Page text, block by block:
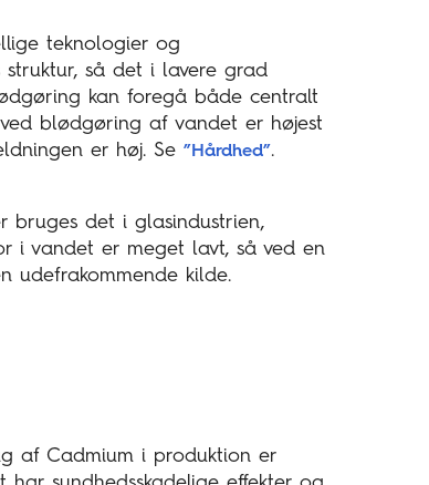
teknologier og
så det i lavere grad
kan foregå både centralt
blødgøring af vandet er højest
er høj. Se ”Hårdhed”.
bruges det i glasindustrien,
i vandet er meget lavt, så ved en
udefrakommende kilde.
af Cadmium i produktion er